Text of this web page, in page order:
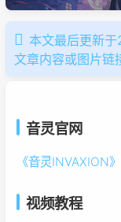
本文最后更新
文章内容或图片链
音灵官网
《音灵INVAXION
视频教程